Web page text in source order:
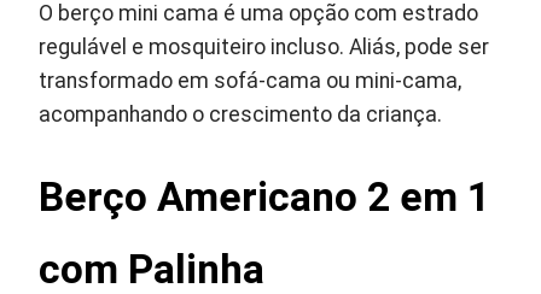
O berço mini cama é uma opção com estrado
regulável e mosquiteiro incluso. Aliás, pode ser
transformado em sofá-cama ou mini-cama,
acompanhando o crescimento da criança.
Berço Americano 2 em 1
com Palinha